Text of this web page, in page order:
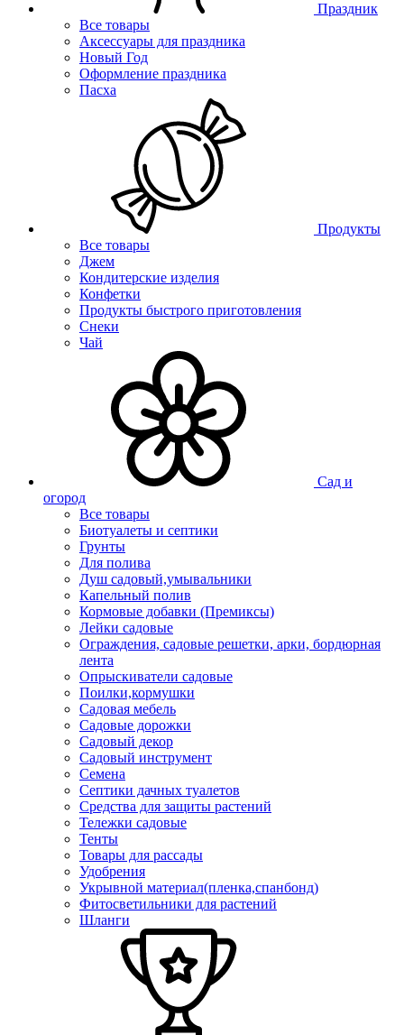
Праздник
Все товары
Аксессуары для праздника
Новый Год
Оформление праздника
Пасха
Продукты
Все товары
Джем
Кондитерские изделия
Конфетки
Продукты быстрого приготовления
Снеки
Чай
Сад и
огород
Все товары
Биотуалеты и септики
Грунты
Для полива
Душ садовый,умывальники
Капельный полив
Кормовые добавки (Премиксы)
Лейки садовые
Ограждения, садовые решетки, арки, бордюрная
лента
Опрыскиватели садовые
Поилки,кормушки
Садовая мебель
Садовые дорожки
Садовый декор
Садовый инструмент
Семена
Септики дачных туалетов
Средства для защиты растений
Тележки садовые
Тенты
Товары для рассады
Удобрения
Укрывной материал(пленка,спанбонд)
Фитосветильники для растений
Шланги